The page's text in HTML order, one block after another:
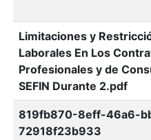
Limitaciones y
Laborales En Los
Profesionales y de
SEFIN Durante 2.pdf
819fb870-8eff-46a6-
72918f23b933